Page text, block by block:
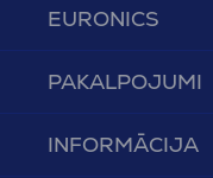
EURONICS
PAKALPOJUMI
INFORMĀCIJA